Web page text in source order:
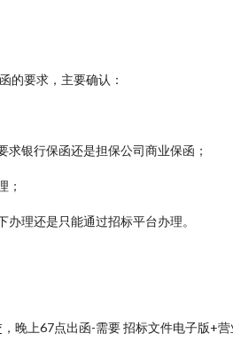
的要求，主要确认：
银行保函还是担保公司商业保函；
；
理还是只能通过招标平台办理。
晚上67点出函-需要 招标文件电子版+